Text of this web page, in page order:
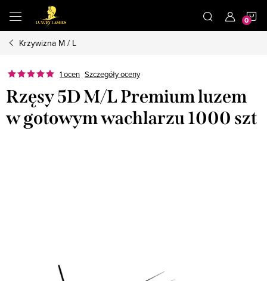
treści
Krzywizna M / L
1 ocen Szczegóły oceny
Rzęsy 5D M/L Premium luzem
w gotowym wachlarzu 1000 szt